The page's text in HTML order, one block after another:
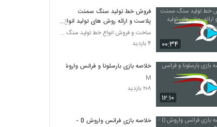
۰۰:۳۴
فروش خط تولید سنگ سمنت
پلاست و ارائه روش های تولید انواع
محصولات
ساخت و فروش انواع خط تولید سنگ مصنوعی سمنت پلاست ،
۴ بازدید
۱۲:۱۰
خلاصه بازی بارسلونا و فرانس واروش
M
۲۰۸ بازدید
خلاصه بازی فرانس واروش 0 -